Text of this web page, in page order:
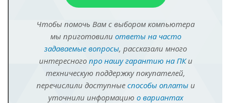
Чтобы помочь Вам с выбором компьютера
мы приготовили ответы на часто
задаваемые вопросы, рассказали много
интересного про нашу гарантию на ПКи
техническую поддержку покупателей,
перечислили доступные способы оплатыи
уточнили информацию о вариантах